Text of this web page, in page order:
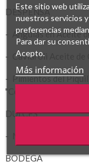
DESPENSA
- Angulas en Aceite
- Caviaroli Aceite de
- Pimientos del
"Conservas Rosara"
DULCES
- Mermelada de
BODEGA
Este sitio web
nuestros servicios
preferencias
Para dar su
Acepto.
Más información